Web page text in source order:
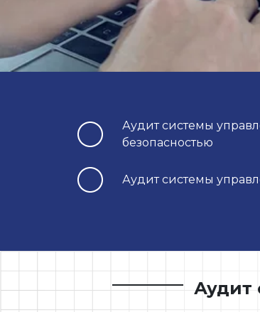
Аудит системы
безопасностью
Аудит системы
Аудит